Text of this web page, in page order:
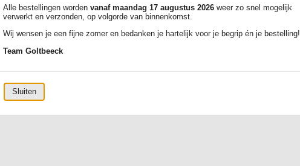
Alle bestellingen worden vanaf maandag 17 augustus 2026weer zo snel mogelijk
verwerkt en verzonden, op volgorde van binnenkomst.
Wij wensen je een fijne zomer en bedanken je hartelijk voor je begrip én je bestelling!
Team Goltbeeck
Sluiten